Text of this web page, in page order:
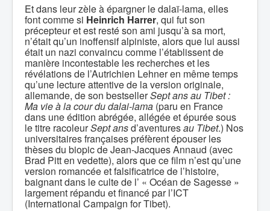
Et dans leur zèle à épargner le dalaï-lama, elles
font comme si Heinrich Harrer, qui fut son
précepteur et est resté son ami jusqu’à sa mort,
n’était qu’un inoffensif alpiniste, alors que lui aussi
était un nazi convaincu comme l’établissent de
manière incontestable les recherches et les
révélations de l’Autrichien Lehner en même temps
qu’une lecture attentive de la version originale,
allemande, de son bestsellerSept ans au Tibet:
Ma vie à la cour du dalai-lama (paru en France
dans une édition abrégée, allégée et épurée sous
le titre racoleurSept ansd’aventuresau Tibet.) Nos
universitaires françaises préfèrent épouser les
thèses du biopic de Jean-Jacques Annaud (avec
Brad Pitt en vedette), alors que ce film n’est qu’une
version romancée et falsificatrice de l’histoire,
baignant dans le culte de l’ « Océan de Sagesse »
largement répandu et financé par l’ICT
(International Campaign for Tibet).